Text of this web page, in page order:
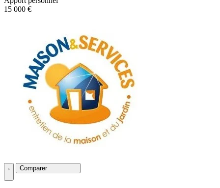
15 000 €
Comparer